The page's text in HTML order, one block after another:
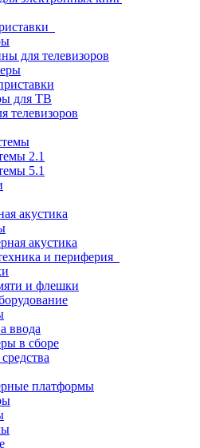
для телевизоров
для ТВ
телевизоров
2.1
5.1
акустика
акустика
и периферия
и флешки
ввода
в сборе
платформы